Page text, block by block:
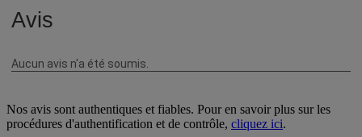
Nos avis sont authentiques et fiables. Pour en savoir plus sur les
procédures d'authentification et de contrôle, cliquez ici.